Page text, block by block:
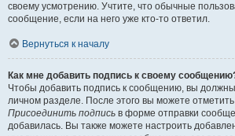
своему усмотрению. Учтите, что обычные
сообщение, если на него уже кто-то ответил.
Вернуться к началу
Как мне добавить подпись к своему
Чтобы добавить подпись к сообщению, вы
личном разделе. После этого вы можете
Присоединить подпись в форме отправки
добавилась. Вы также можете настроить